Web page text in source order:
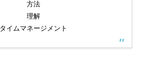
方法
理解
タイムマネージメント